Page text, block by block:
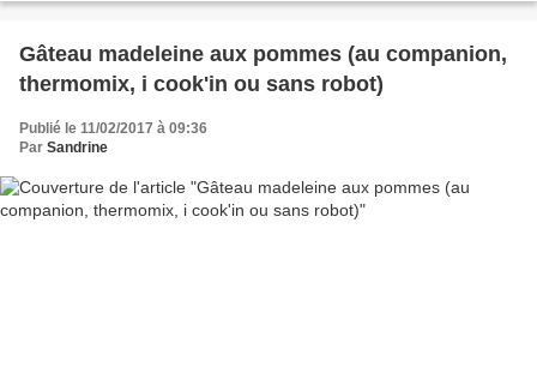
Gâteau madeleine aux pommes (au companion,
thermomix, i cook'in ou sans robot)
Publié le 11/02/2017 à 09:36
Par Sandrine